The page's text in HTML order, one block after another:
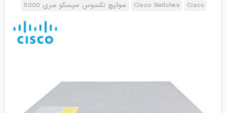
Cisco
Cisco Switches سوئیچ نکسوس سیسکو سری 5000